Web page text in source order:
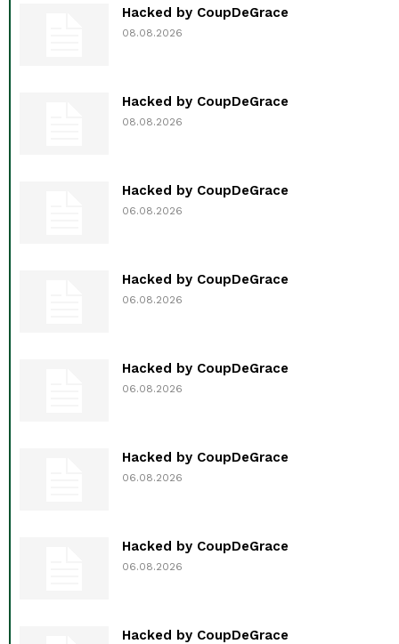
Hacked by CoupDeGrace
08.08.2026
Hacked by CoupDeGrace
08.08.2026
Hacked by CoupDeGrace
06.08.2026
Hacked by CoupDeGrace
06.08.2026
Hacked by CoupDeGrace
06.08.2026
Hacked by CoupDeGrace
06.08.2026
Hacked by CoupDeGrace
06.08.2026
Hacked by CoupDeGrace